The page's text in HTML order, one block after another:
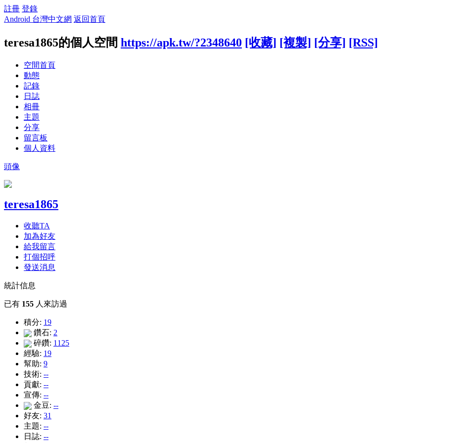
註冊 登錄
Android 台灣中文網 返回首頁
teresa1865的個人空間 https://apk.tw/?2348640 [收藏] [複製] [分享] [RSS]
空間首頁
動態
記錄
日誌
相冊
主題
分享
留言板
個人資料
頭像
teresa1865
收聽TA
加為好友
給我留言
打個招呼
發送消息
統計信息
已有 155 人來訪過
積分: 19
鑽石: 2
碎鑽: 1125
經驗: 19
幫助: 9
技術: --
貢獻: --
宣傳: --
金豆: --
好友: 31
主題: --
日誌: --